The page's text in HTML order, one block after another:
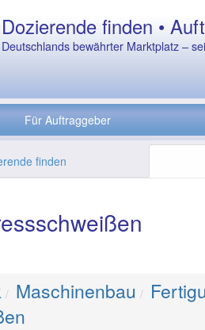
Dozierende finden •
Deutschlands bewährter Marktplatz –
Für Auftraggeber
finden
Maschinenbau